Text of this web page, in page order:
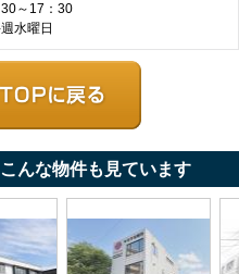
～17：30
水曜日
んな物件も見ています